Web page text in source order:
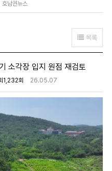
호남권뉴스
목록
소각장 입지 원점 재검토
1,232회 26.05.07